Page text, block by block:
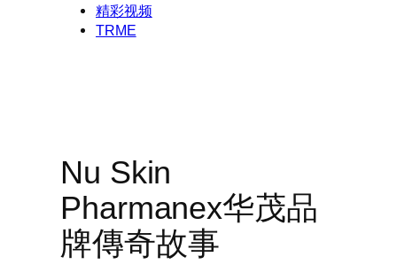
精彩视频
TRME
Nu Skin
Pharmanex华茂品
牌傳奇故事